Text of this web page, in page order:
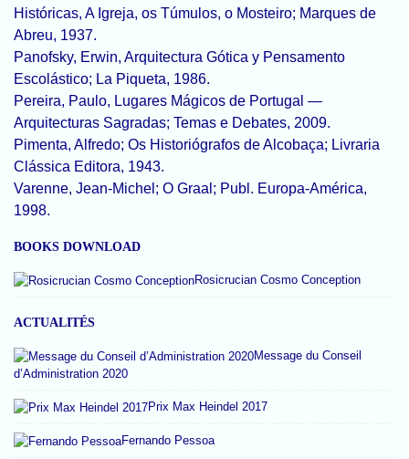
Históricas, A Igreja, os Túmulos, o Mosteiro; Marques de
Abreu, 1937.
Panofsky, Erwin, Arquitectura Gótica y Pensamento
Escolástico; La Piqueta, 1986.
Pereira, Paulo, Lugares Mágicos de Portugal —
Arquitecturas Sagradas; Temas e Debates, 2009.
Pimenta, Alfredo; Os Historiógrafos de Alcobaça; Livraria
Clássica Editora, 1943.
Varenne, Jean-Michel; O Graal; Publ. Europa-América,
1998.
BOOKS DOWNLOAD
Rosicrucian Cosmo Conception
ACTUALITÉS
Message du Conseil
d’Administration 2020
Prix Max Heindel 2017
Fernando Pessoa